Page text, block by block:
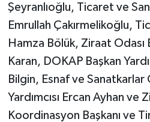
Şeyranlıoğlu, Ticaret ve
Emrullah Çakırmelikoğlu,
Hamza Bölük, Ziraat Odası
Karan, DOKAP Başkan
Bilgin, Esnaf ve Sanatkarlar
Yardımcısı Ercan Ayhan ve
Koordinasyon Başkanı ve